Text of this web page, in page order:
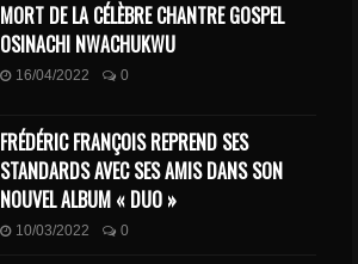
MORT DE LA CÉLÈBRE CHANTRE GOSPEL
OSINACHI NWACHUKWU
16/04/2022 0
FRÉDÉRIC FRANÇOIS REPREND SES
STANDARDS AVEC SES AMIS DANS SON
NOUVEL ALBUM « DUO »
10/03/2022 0